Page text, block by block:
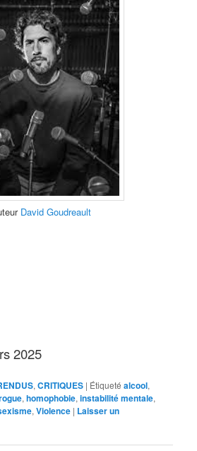
David Goudreault
2025
,CRITIQUES | Étiqueté alcool,
,homophobie,instabilité mentale,
,Violence | Laisser un